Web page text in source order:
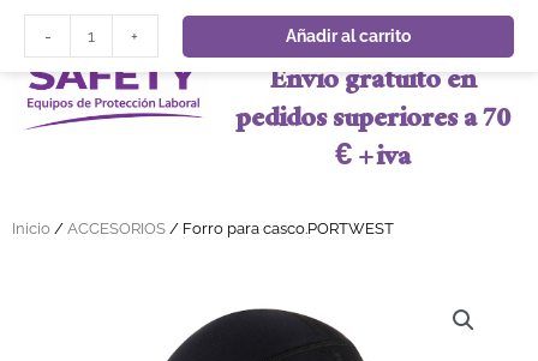
Ir al contenido
Envio gratuito en
pedidos superiores a 70
€ + iva
Inicio / ACCESORIOS / Forro para casco.PORTWEST
-
Forro para casco.PORTWEST cantidad
+
Añadir al carrito